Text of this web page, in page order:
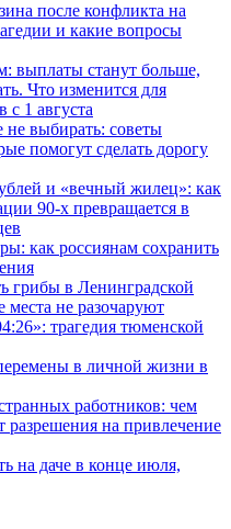
после конфликта на
и какие вопросы
станут больше,
Что изменится для
с 1 августа
не выбирать: советы
помогут сделать дорогу
и «вечный жилец»: как
90-х превращается в
как россиянам сохранить
грибы в Ленинградской
места не разочаруют
трагедия тюменской
в личной жизни в
работников: чем
разрешения на привлечение
на даче в конце июля,